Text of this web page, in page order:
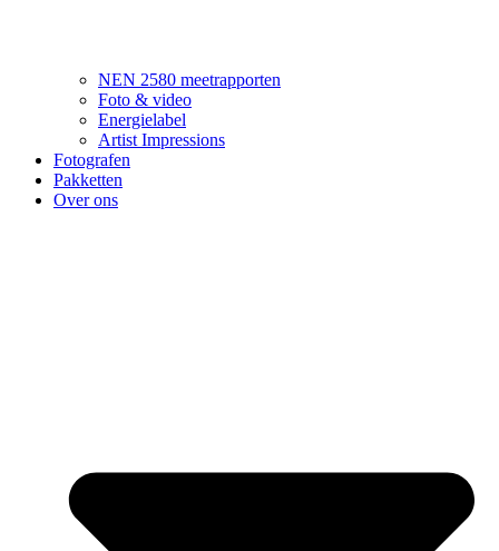
NEN 2580 meetrapporten
Foto & video
Energielabel
Artist Impressions
Fotografen
Pakketten
Over ons